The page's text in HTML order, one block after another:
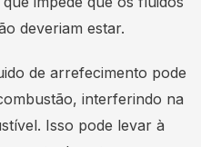
deveriam estar.
de arrefecimento pode
interferindo na
Isso pode levar à